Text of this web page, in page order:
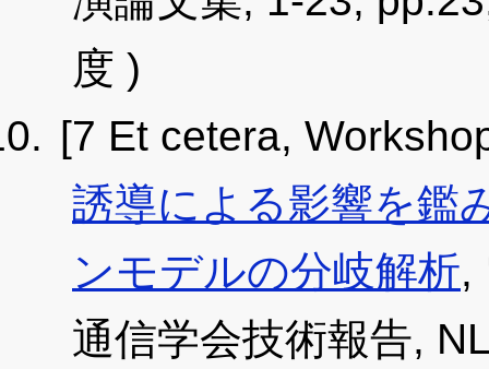
度 )
[7 Et cetera,
誘導による影響を鑑
ンモデルの分岐解析,
通信学会技術報告,